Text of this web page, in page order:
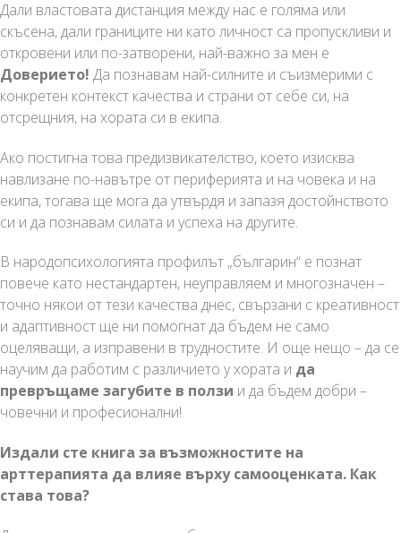
Дали властовата дистанция между нас е голяма или
скъсена, дали границите ни като личност са пропускливи и
откровени или по-затворени, най-важно за мен е
Доверието! Да познавам най-силните и съизмерими с
конкретен контекст качества и страни от себе си, на
отсрещния, на хората си в екипа.
Ако постигна това предизвикателство, което изисква
навлизане по-навътре от периферията и на човека и на
екипа, тогава ще мога да утвърдя и запазя достойнството
си и да познавам силата и успеха на другите.
В народопсихологията профилът „българин“ е познат
повече като нестандартен, неуправляем и многозначен –
точно някои от тези качества днес, свързани с креативност
и адаптивност ще ни помогнат да бъдем не само
оцеляващи, а изправени в трудностите. И още нещо – да се
научим да работим с различието у хората и да
превръщаме загубите в ползи и да бъдем добри –
човечни и професионални!
Издали сте книга за възможностите на
арттерапията да влияе върху самооценката. Как
става това?